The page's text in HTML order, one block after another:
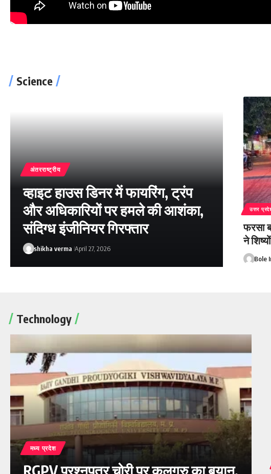
Science
अंतरराष्ट्रीय
व्हाइट हाउस डिनर में फायरिंग, ट्रंप
और अधिकारियों पर हमले की आशंका,
संदिग्ध इंजीनियर गिरफ्तार
shikha verma April 27, 2026
उत्तर
फरसा
ने
Bole
Technology
मध्य प्रदेश
RGPV प्रश्नपत्र चोरी पर कुलगुरु का बयान,